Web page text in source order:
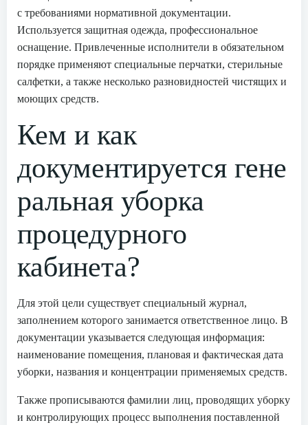
с требованиями нормативной документации.
Используется защитная одежда, профессиональное
оснащение. Привлеченные исполнители в обязательном
порядке применяют специальные перчатки, стерильные
салфетки, а также несколько разновидностей чистящих и
моющих средств.
Кем и как
документируется гене
ральная уборка
процедурного
кабинета?
Для этой цели существует специальный журнал,
заполнением которого занимается ответственное лицо. В
документации указывается следующая информация:
наименование помещения, плановая и фактическая дата
уборки, названия и концентрации применяемых средств.
Также прописываются фамилии лиц, проводящих уборку
и контролирующих процесс выполнения поставленной